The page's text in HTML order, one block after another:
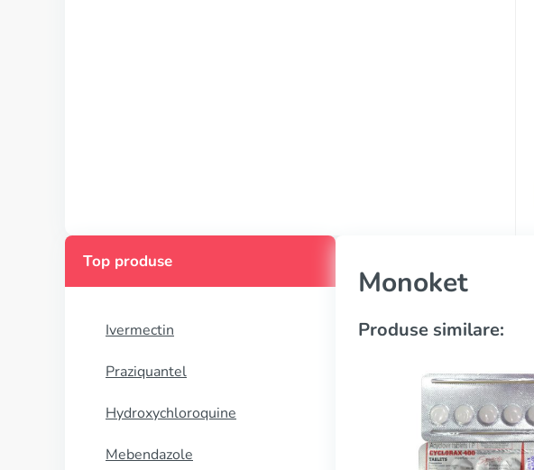
Top produse
Ivermectin
Praziquantel
Hydroxychloroquine
Mebendazole
Monoket
Produse similare: